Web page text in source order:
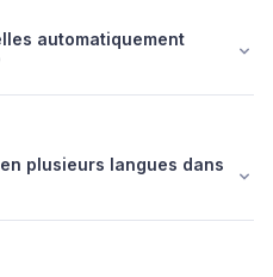
automatiquement
plusieurs langues dans